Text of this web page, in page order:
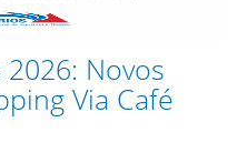
Novos
Via Café